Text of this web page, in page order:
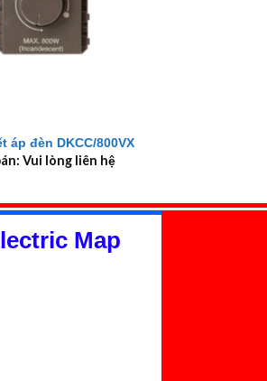
áp đèn DKCC/800VX
Vui lòng liên hệ
Map